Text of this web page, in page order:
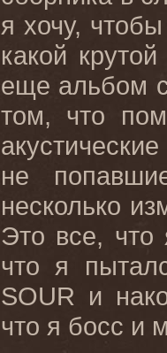
я хочу,
какой
еще альбом
том, что
не
несколько
Это все, что
что я
SOUR и
что я босс и